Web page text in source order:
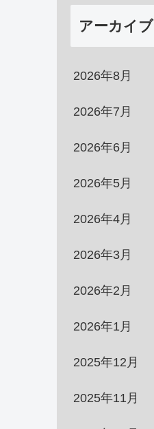
アーカイブ
2026年8月
2026年7月
2026年6月
2026年5月
2026年4月
2026年3月
2026年2月
2026年1月
2025年12月
2025年11月